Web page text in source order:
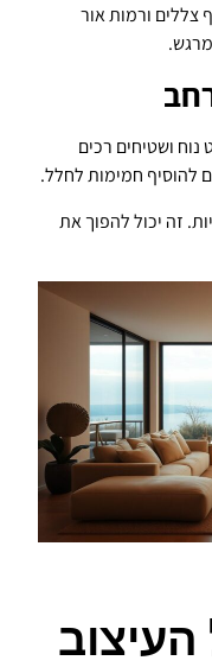
צללים ורמות אור
נוח ושטיחים רכים
להוסיף חמימות לחלל.
זה יכול להפוך את